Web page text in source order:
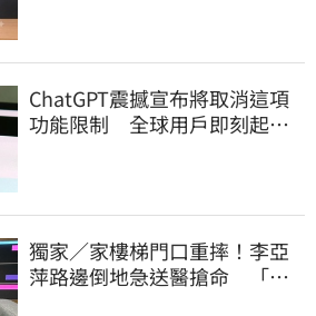
ChatGPT震撼宣布將取消這項
功能限制 全球用戶即刻起
獨家／家樓梯門口重摔！李亞
萍路邊倒地急送醫搶命 「最